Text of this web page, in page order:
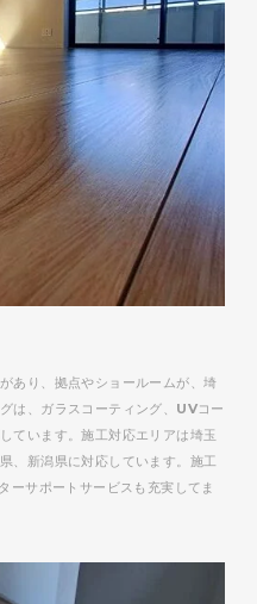
あり、拠点やショールームが、埼
は、ガラスコーティング、UVコー
ています。施工対応エリアは埼玉
、新潟県に対応しています。施工
サポートサービスも充実してま